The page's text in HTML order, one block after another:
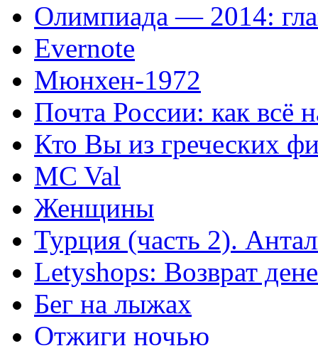
Олимпиада — 2014:
Evernote
Мюнхен-1972
Почта России: как всё
Кто Вы из греческих
MC Val
Женщины
Турция (часть 2).
Letyshops: Возврат
Бег на лыжах
Отжиги ночью